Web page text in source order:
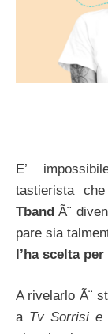
E’
tastierista
Tband Ã¨
pare sia
l’ha scelta
A rivelarlo Ã¨
a Tv Sorrisi e